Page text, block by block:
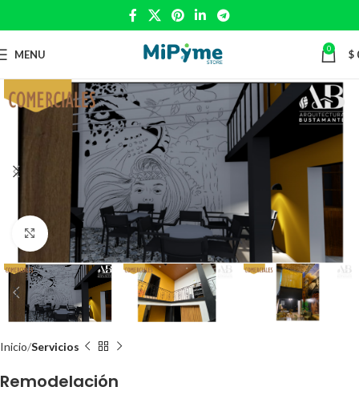
MENU 0 $
Click to enlarge
Inicio Servicios
Remodelación